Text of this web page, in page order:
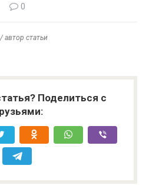
0
/ автор статьи
Поделиться с